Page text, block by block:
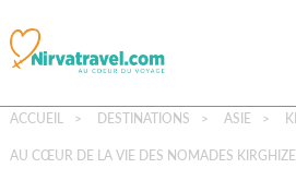
ACCUEIL > DESTINATIONS > ASIE >
AU CŒUR DE LA VIE DES NOMADES